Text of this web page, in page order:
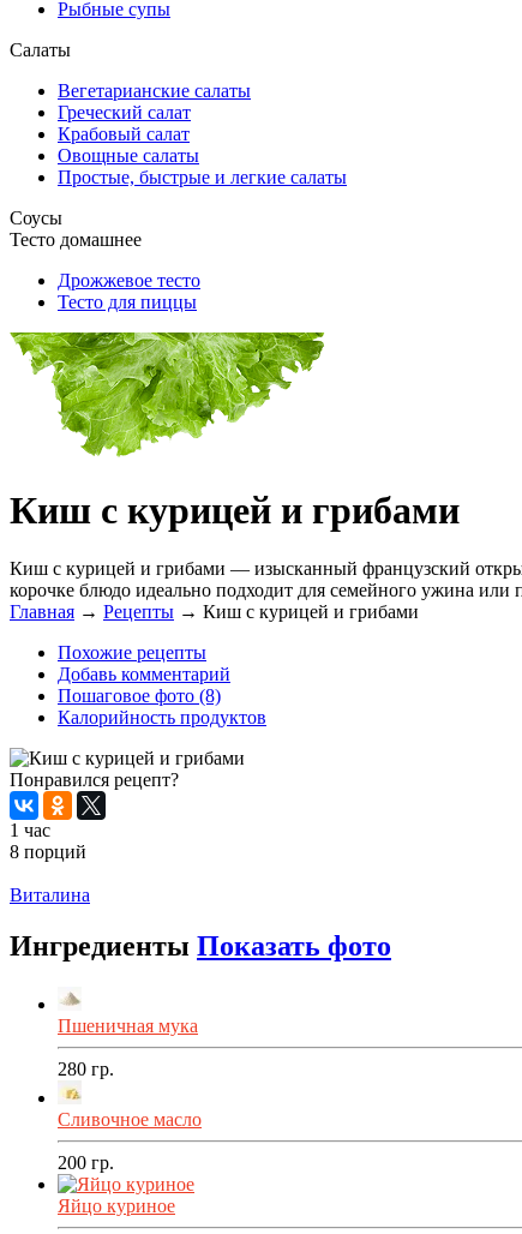
Рыбные супы
Салаты
Вегетарианские салаты
Греческий салат
Крабовый салат
Овощные салаты
Простые, быстрые и легкие салаты
Соусы
Тесто домашнее
Дрожжевое тесто
Тесто для пиццы
Киш с курицей и грибами
Киш с курицей и грибами — изысканный французский
корочке блюдо идеально подходит для семейного ужина или
Главная → Рецепты → Киш с курицей и грибами
Похожие рецепты
Добавь комментарий
Пошаговое фото (8)
Калорийность продуктов
Понравился рецепт?
1 час
8 порций
Виталина
Ингредиенты Показать фото
Пшеничная мука
280 гр.
Сливочное масло
200 гр.
Яйцо куриное